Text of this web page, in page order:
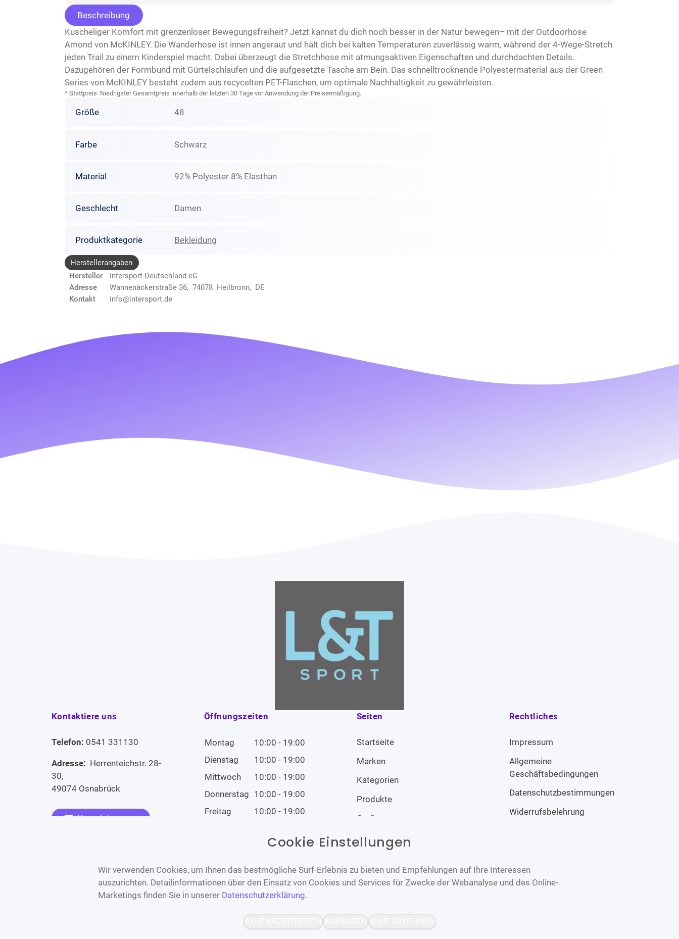
Beschreibung
Kuscheliger Komfort mit grenzenloser Bewegungsfreiheit? Jetzt kannst du dich noch besser in der Natur bewegen– mit der Outdoorhose
Amond von McKINLEY. Die Wanderhose ist innen angeraut und hält dich bei kalten Temperaturen zuverlässig warm, während der 4-Wege-Stretch
jeden Trail zu einem Kinderspiel macht. Dabei überzeugt die Stretchhose mit atmungsaktiven Eigenschaften und durchdachten Details.
Dazugehören der Formbund mit Gürtelschlaufen und die aufgesetzte Tasche am Bein. Das schnelltrocknende Polyestermaterial aus der Green
Series von McKINLEY besteht zudem aus recycelten PET-Flaschen, um optimale Nachhaltigkeit zu gewährleisten.
* Stattpreis: Niedrigster Gesamtpreis innerhalb der letzten 30 Tage vor Anwendung der Preisermäßigung.
Größe 48
Farbe Schwarz
Material 92% Polyester 8% Elasthan
Geschlecht Damen
Produktkategorie Bekleidung
Herstellerangaben
Hersteller
Intersport Deutschland eG
Adresse
Wannenäckerstraße 36, 74078 Heilbronn, DE
Kontakt
info@intersport.de
Kontaktiere uns
Telefon: 0541 331130
Adresse: Herrenteichstr. 28-
30,
49074 Osnabrück
Kontaktiere uns
Öffnungszeiten
Montag
10:00 - 19:00
Dienstag
10:00 - 19:00
Mittwoch
10:00 - 19:00
Donnerstag 10:00 - 19:00
Freitag
10:00 - 19:00
Geschlossen
Seiten
Startseite
Marken
Kategorien
Produkte
Outfits
Rechtliches
Impressum
Allgemeine
Geschäftsbedingungen
Datenschutzbestimmungen
Widerrufsbelehrung
Bereitgestellt von
Cookie Einstellungen
Wir verwenden Cookies, um Ihnen das bestmögliche Surf-Erlebnis zu bieten und Empfehlungen auf Ihre Interessen
auszurichten. Detailinformationen über den Einsatz von Cookies und Services für Zwecke der Webanalyse und des Online-
Marketings finden Sie in unserer Datenschutzerklärung.
ALLE AKZEPTIEREN ANPASSEN ALLE ABLEHNEN